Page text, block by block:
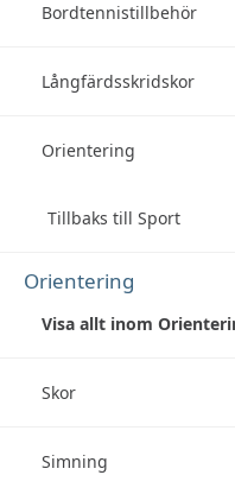
Bordtennistillbehör
Långfärdsskridskor
Orientering
Tillbaks till Sport
Orientering
Visa allt inom
Skor
Simning